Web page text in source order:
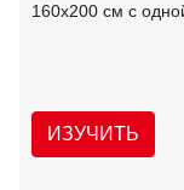
160х200 см с
ИЗУЧИТЬ